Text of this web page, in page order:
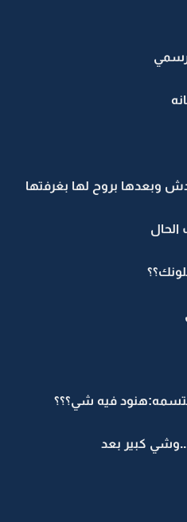
رسمي
دش وبعدها بروح لها بغرفتها
الحال
فيه شي؟؟؟
كبير بعد